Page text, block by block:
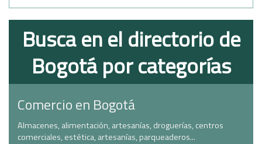
Busca en el directorio de
Bogotá por categorías
Comercio en Bogotá
Almacenes, alimentación, artesanías, droguerías, centros
comerciales, estética, artesanías, parqueaderos...